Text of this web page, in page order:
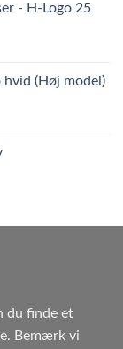
- H-Logo 25
hvid (Høj model)
du finde et
Bemærk vi